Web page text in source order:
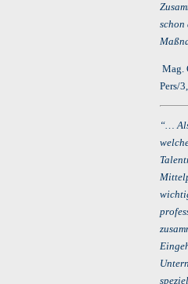
schon
Mag.
Pers/3,
“…